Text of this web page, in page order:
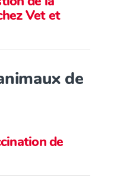
peau
Vet et
de
de